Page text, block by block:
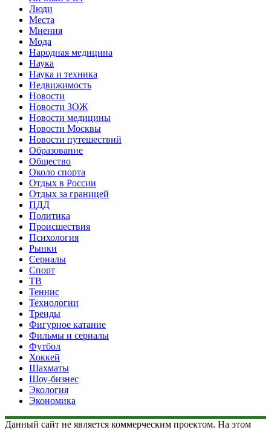
Люди
Места
Мнения
Мода
Народная медицина
Наука
Наука и техника
Недвижимость
Новости
Новости ЗОЖ
Новости медицины
Новости Москвы
Новости путешествий
Образование
Общество
Около спорта
Отдых в России
Отдых за границей
ПДД
Политика
Происшествия
Психология
Рынки
Сериалы
Спорт
ТВ
Теннис
Технологии
Тренды
Фигурное катание
Фильмы и сериалы
Футбол
Хоккей
Шахматы
Шоу-бизнес
Экология
Экономика
Данный сайт не является коммерческим проектом. На этом